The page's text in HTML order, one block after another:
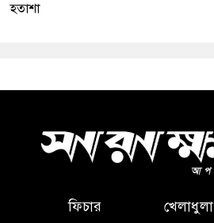
হতাশা
ফিচার খেলাধুলা